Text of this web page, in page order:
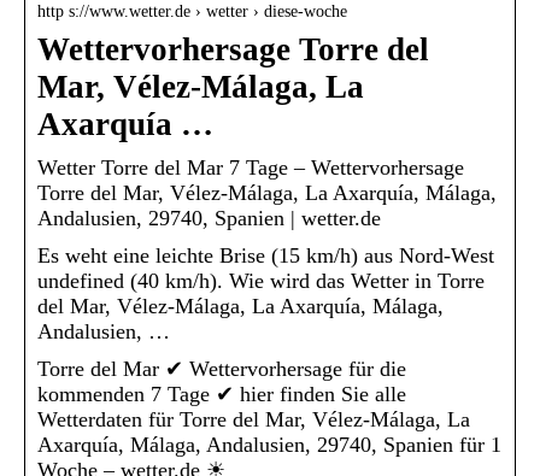
http s://www.wetter.de › wetter › diese-woche
Wettervorhersage Torre del
Mar, Vélez-Málaga, La
Axarquía …
Wetter Torre del Mar 7 Tage – Wettervorhersage
Torre del Mar, Vélez-Málaga, La Axarquía, Málaga,
Andalusien, 29740, Spanien | wetter.de
Es weht eine leichte Brise (15 km/h) aus Nord-West
undefined (40 km/h). Wie wird das Wetter in Torre
del Mar, Vélez-Málaga, La Axarquía, Málaga,
Andalusien, …
Torre del Mar ✔ Wettervorhersage für die
kommenden 7 Tage ✔ hier finden Sie alle
Wetterdaten für Torre del Mar, Vélez-Málaga, La
Axarquía, Málaga, Andalusien, 29740, Spanien für 1
Woche – wetter.de ☀